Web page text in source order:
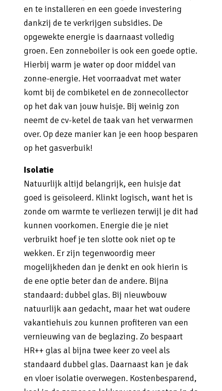
en te installeren en een goede investering
dankzij de te verkrijgen subsidies. De
opgewekte energie is daarnaast volledig
groen. Een zonneboiler is ook een goede optie.
Hierbij warm je water op door middel van
zonne-energie. Het voorraadvat met water
komt bij de combiketel en de zonnecollector
op het dak van jouw huisje. Bij weinig zon
neemt de cv-ketel de taak van het verwarmen
over. Op deze manier kan je een hoop besparen
op het gasverbuik!
Isolatie
Natuurlijk altijd belangrijk, een huisje dat
goed is geïsoleerd. Klinkt logisch, want het is
zonde om warmte te verliezen terwijl je dit had
kunnen voorkomen. Energie die je niet
verbruikt hoef je ten slotte ook niet op te
wekken. Er zijn tegenwoordig meer
mogelijkheden dan je denkt en ook hierin is
de ene optie beter dan de andere. Bijna
standaard: dubbel glas. Bij nieuwbouw
natuurlijk aan gedacht, maar het wat oudere
vakantiehuis zou kunnen profiteren van een
vernieuwing van de beglazing. Zo bespaart
HR++ glas al bijna twee keer zo veel als
standaard dubbel glas. Daarnaast kan je dak
en vloer isolatie overwegen. Kostenbesparend,